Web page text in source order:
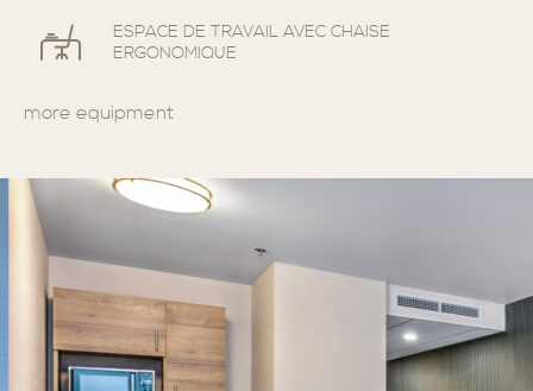
ESPACE DE TRAVAIL AVEC CHAISE
ERGONOMIQUE
more equipment